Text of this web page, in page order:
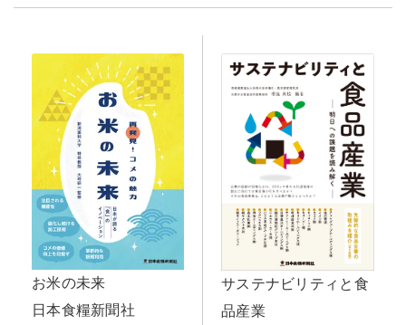
お米の未来
日本食糧新聞社
サステナビリティと食
品産業